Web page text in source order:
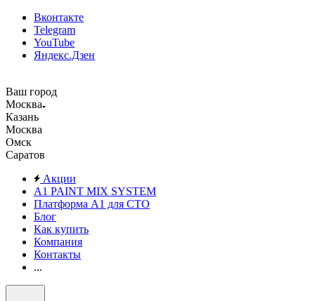
Вконтакте
Telegram
YouTube
Яндекс.Дзен
Ваш город
Москва
Казань
Москва
Омск
Саратов
Акции
A1 PAINT MIX SYSTEM
Платформа А1 для СТО
Блог
Как купить
Компания
Контакты
...